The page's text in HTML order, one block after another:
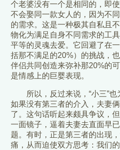
个老婆没有一个是相同的，即
不会娶同一款女人的，因为不
的需求。这是一种极其自私且
物化为满足自身不同需求的工
平等的灵魂去爱。它回避了在
括那不满足的20%）的挑战，
伴侣共同创造来弥补那20%的可
是情感上的巨婴表现。
所以，反过来说，“小三”
如果没有第三者的介入，夫妻
了。这句话听起来颇具争议，
一面镜子，逼着夫妻去直面早
题。有时，正是第三者的出现
痛，从而迫使双方思考：我们